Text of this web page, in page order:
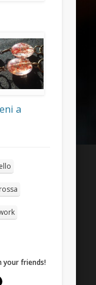
a
your friends!